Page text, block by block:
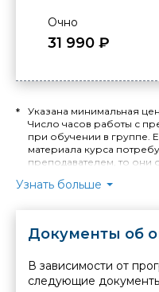
Очно
31 990 ₽
Указана минимальная
Число часов работы с
при обучении в группе.
материала курса
преподавателем, то они
стоимости обучения и
академических часа.
обучении
заказанных часов при
стоимости заказанных
Узнать больше
Документы об
В зависимости от
следующие